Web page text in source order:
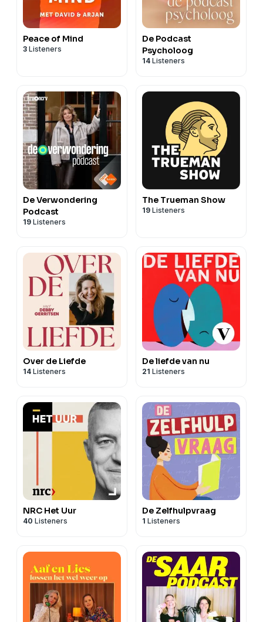
Peace of Mind
3 Listeners
De Podcast
Psycholoog
14 Listeners
De Verwondering
Podcast
19 Listeners
The Trueman Show
19 Listeners
Over de Liefde
14 Listeners
De liefde van nu
21 Listeners
NRC Het Uur
40 Listeners
De Zelfhulpvraag
1 Listeners